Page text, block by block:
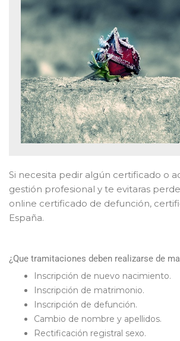
Si necesita pedir algún certificado o
gestión profesional y te evitaras
online certificado de defunción,
España.
¿Que tramitaciones deben realizarse de
Inscripción de nuevo nacimiento.
Inscripción de matrimonio.
Inscripción de defunción.
Cambio de nombre y apellidos.
Rectificación registral sexo.